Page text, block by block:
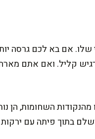
אם בא לכם גרסה
קליל. ואם אתם
השחומות, הן
בתוך פיתה עם ירקות